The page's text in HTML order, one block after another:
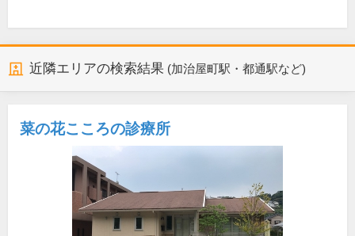
近隣エリアの検索結果 (加治屋町駅・都通駅など)
菜の花こころの診療所